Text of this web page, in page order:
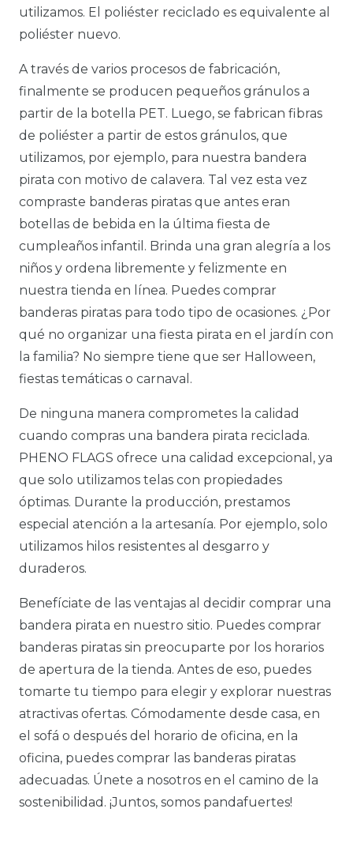
utilizamos. El poliéster reciclado es equivalente al
poliéster nuevo.
A través de varios procesos de fabricación,
finalmente se producen pequeños gránulos a
partir de la botella PET. Luego, se fabrican fibras
de poliéster a partir de estos gránulos, que
utilizamos, por ejemplo, para nuestra bandera
pirata con motivo de calavera. Tal vez esta vez
compraste banderas piratas que antes eran
botellas de bebida en la última fiesta de
cumpleaños infantil. Brinda una gran alegría a los
niños y ordena libremente y felizmente en
nuestra tienda en línea. Puedes comprar
banderas piratas para todo tipo de ocasiones. ¿Por
qué no organizar una fiesta pirata en el jardín con
la familia? No siempre tiene que ser Halloween,
fiestas temáticas o carnaval.
De ninguna manera comprometes la calidad
cuando compras una bandera pirata reciclada.
PHENO FLAGS ofrece una calidad excepcional, ya
que solo utilizamos telas con propiedades
óptimas. Durante la producción, prestamos
especial atención a la artesanía. Por ejemplo, solo
utilizamos hilos resistentes al desgarro y
duraderos.
Benefíciate de las ventajas al decidir comprar una
bandera pirata en nuestro sitio. Puedes comprar
banderas piratas sin preocuparte por los horarios
de apertura de la tienda. Antes de eso, puedes
tomarte tu tiempo para elegir y explorar nuestras
atractivas ofertas. Cómodamente desde casa, en
el sofá o después del horario de oficina, en la
oficina, puedes comprar las banderas piratas
adecuadas. Únete a nosotros en el camino de la
sostenibilidad. ¡Juntos, somos pandafuertes!